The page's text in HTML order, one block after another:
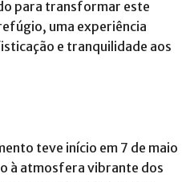
para transformar este
uma experiência
e tranquilidade aos
teve início em 7 de maio
à atmosfera vibrante dos